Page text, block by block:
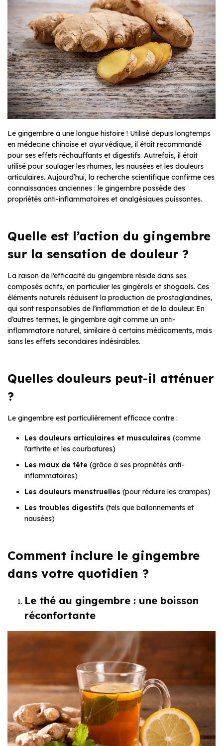
Le gingembre a une longue histoire ! Utilisé depuis longtemps
en médecine chinoise et ayurvédique, il était recommandé
pour ses effets réchauffants et digestifs. Autrefois, il était
utilisé pour soulager les rhumes, les nausées et les douleurs
articulaires. Aujourd’hui, la recherche scientifique confirme ces
connaissances anciennes : le gingembre possède des
propriétés anti-inflammatoires et analgésiques puissantes.
Quelle est l’action du gingembre
sur la sensation de douleur ?
La raison de l’efficacité du gingembre réside dans ses
composés actifs, en particulier les gingérols et shogaols. Ces
éléments naturels réduisent la production de prostaglandines,
qui sont responsables de l’inflammation et de la douleur. En
d’autres termes, le gingembre agit comme un anti-
inflammatoire naturel, similaire à certains médicaments, mais
sans les effets secondaires indésirables.
Quelles douleurs peut-il atténuer
?
Le gingembre est particulièrement efficace contre :
Les douleurs articulaires et musculaires (comme
l’arthrite et les courbatures)
Les maux de tête (grâce à ses propriétés anti-
inflammatoires)
Les douleurs menstruelles (pour réduire les crampes)
Les troubles digestifs (tels que ballonnements et
nausées)
Comment inclure le gingembre
dans votre quotidien ?
Le thé au gingembre : une boisson
réconfortante